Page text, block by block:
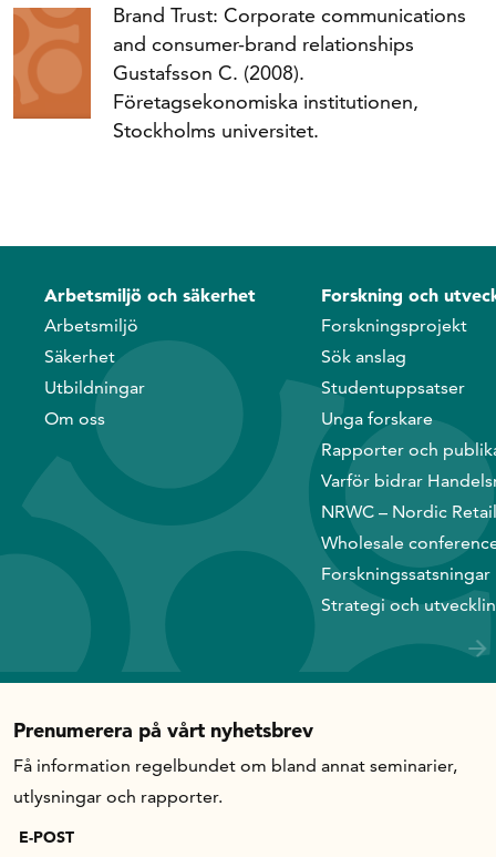
Brand Trust: Corporate communications
and consumer-brand relationships
Gustafsson C. (2008).
Företagsekonomiska institutionen,
Stockholms universitet.
Arbetsmiljö och säkerhet
Arbetsmiljö
Säkerhet
Utbildningar
Om oss
Forskning och
Forskningsprojekt
Sök anslag
Studentuppsatser
Unga forskare
Rapporter och
Varför bidrar
NRWC – Nordic
Wholesale
Forskningssatsningar
Strategi och
Prenumerera på vårt nyhetsbrev
Få information regelbundet om bland annat seminarier,
utlysningar och rapporter.
E-POST